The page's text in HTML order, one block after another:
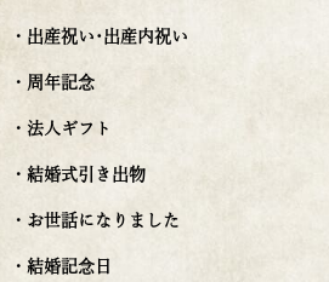
・出産祝い･出産内祝い
・周年記念
・法人ギフト
・結婚式引き出物
・お世話になりました
・結婚記念日